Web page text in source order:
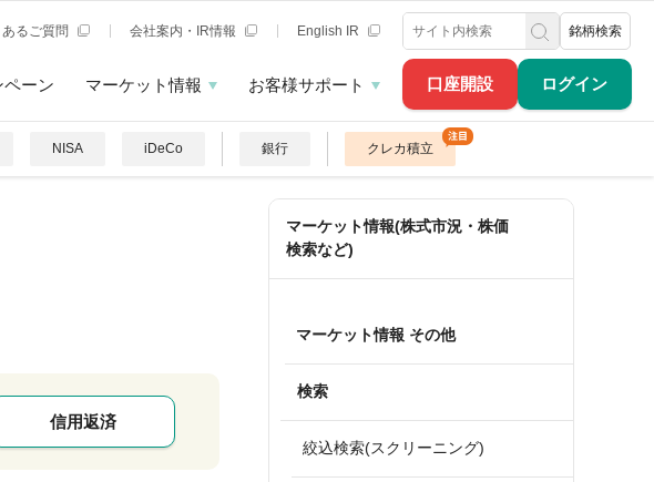
口座開設 ログイン
あるご質問 会社案内・IR情報 English IR 銘柄検索
ペーン マーケット情報 お客様サポート
NISA iDeCo 銀行 クレカ積立
信用返済
マーケット情報(株式市況・株価
検索など)
マーケット情報 その他
検索
絞込検索(スクリーニング)